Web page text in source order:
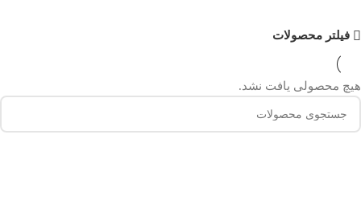
فیلتر محصولات
هیچ محصولی یافت نشد.